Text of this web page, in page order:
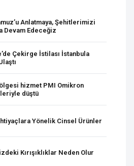
Anlatmaya, Şehitlerimizi
Devam Edeceğiz
Çekirge İstilası İstanbula
hizmet PMI Omikron
düştü
Yönelik Cinsel Ürünler
Kırışıklıklar Neden Olur